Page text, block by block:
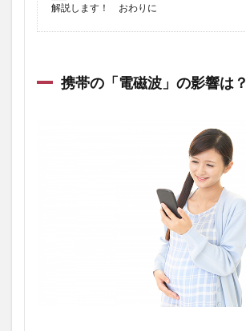
解説します！ おわりに
携帯の「電磁波」の影響は？